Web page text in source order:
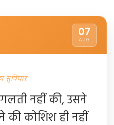
07
AUG
सुविचार
नहीं की, उसने
कोशिश ही नहीं